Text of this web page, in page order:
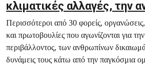
κλιματικές αλλαγές, την
βία
Περισσότεροι από 30 φορείς,
και πρωτοβουλίες που αγωνίζονται για
περιβάλλοντος, των ανθρωπίνων
δυνάμεις τους κάτω από την παγκόσμια